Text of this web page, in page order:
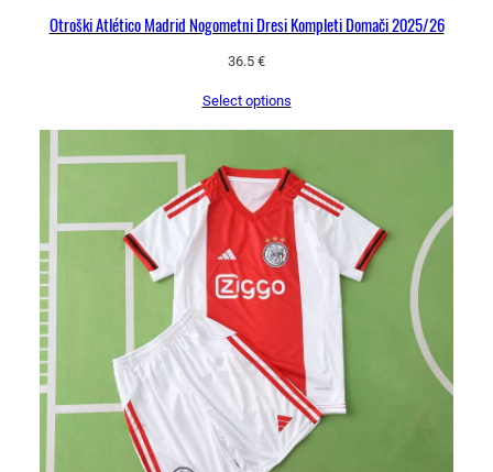
Otroški Atlético Madrid Nogometni Dresi Kompleti Domači 2025/26
36.5 €
Select options